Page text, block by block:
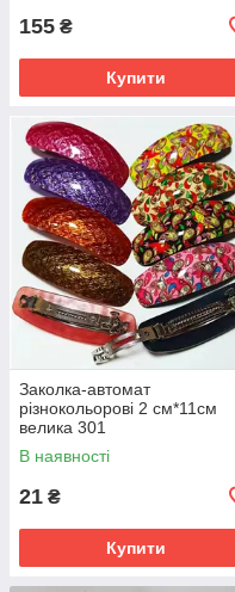
155 ₴
Купити
Заколка-автомат
різнокольорові 2 см*11см
велика 301
В наявності
21 ₴
Купити